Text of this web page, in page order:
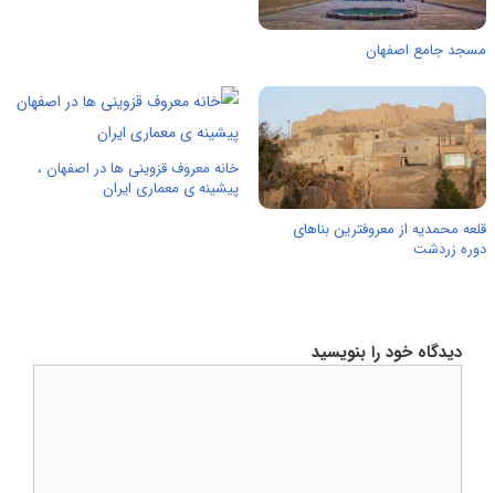
مسجد جامع اصفهان
قلعه محمدیه از معروفترین بناهای
دوره زردشت
خانه معروف قزوینی ها در اصفهان ،
پیشینه ی معماری ایران
دیدگاه خود را بنویسید